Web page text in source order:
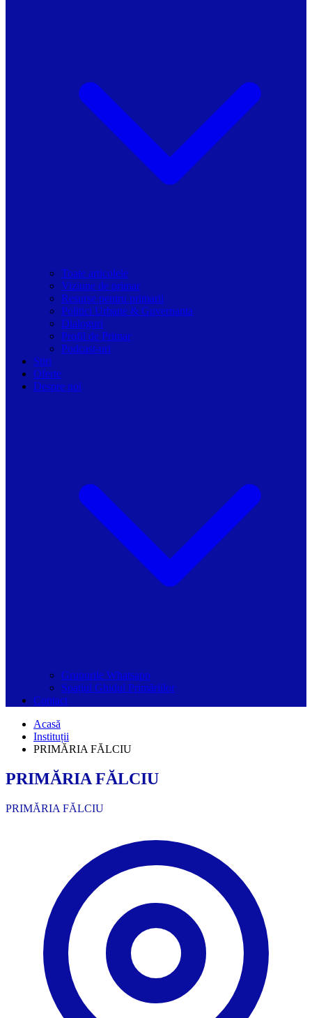
Toate articolele
Viziune de primar
Resurse pentru primarii
Politici Urbane & Guvernanta
Dialoguri
Profil de Primar
Podcast-uri
Stiri
Oferte
Despre noi
Grupurile Whatsapp
Spațiul Ghidul Primăriilor
Contact
Acasă
Instituții
PRIMĂRIA FĂLCIU
PRIMĂRIA FĂLCIU
PRIMĂRIA FĂLCIU